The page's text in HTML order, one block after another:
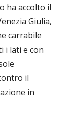
ha accolto il
Giulia,
carrabile
i lati e con
il
in